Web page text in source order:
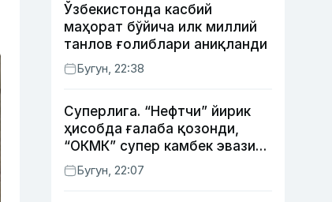
Ўзбекистонда касбий
маҳорат бўйича илк миллий
танлов ғолиблари аниқланди
Бугун, 22:38
Суперлига. “Нефтчи” йирик
ҳисобда ғалаба қозонди,
“ОКМК” супер камбек эвазига
“Бунёдкор”дан устун келди,
“Насаф” дуранг қайд этди
Бугун, 22:07